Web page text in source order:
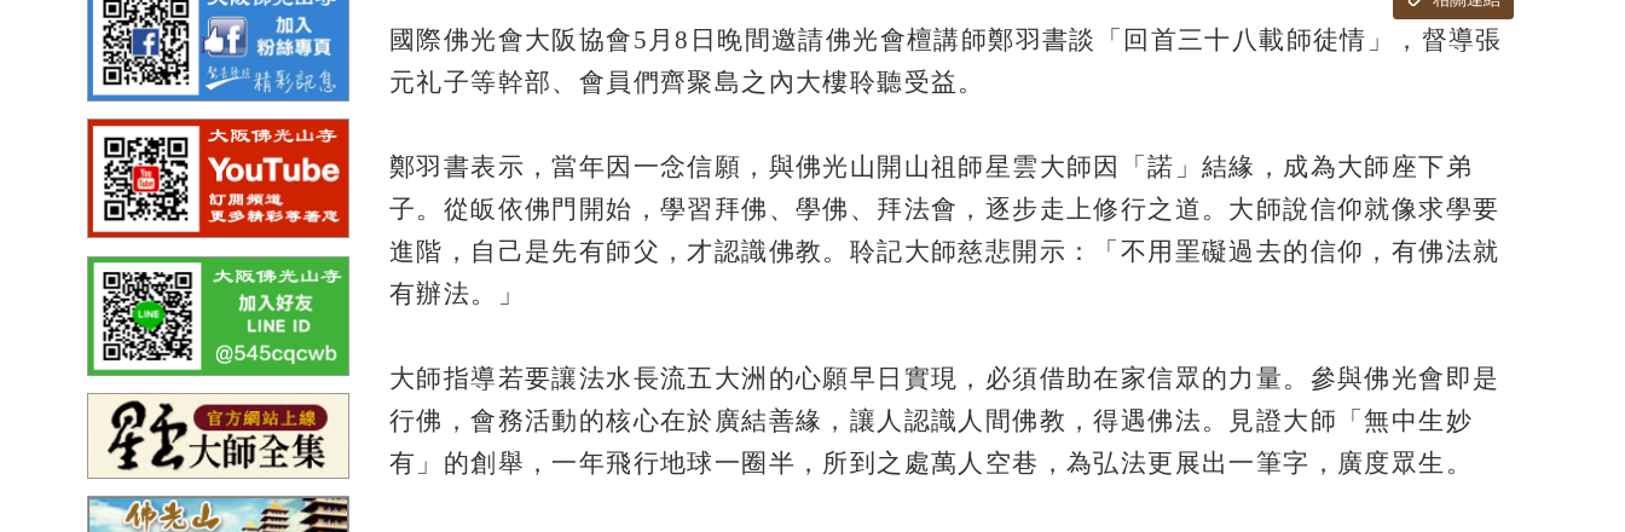
國際佛光會大阪協會5月8日晚間邀請佛光會檀講師鄭羽書談「回首三十八載師徒情」，督導張
元礼子等幹部、會員們齊聚島之內大樓聆聽受益。
鄭羽書表示，當年因一念信願，與佛光山開山祖師星雲大師因「諾」結緣，成為大師座下弟
子。從皈依佛門開始，學習拜佛、學佛、拜法會，逐步走上修行之道。大師說信仰就像求學要
進階，自己是先有師父，才認識佛教。聆記大師慈悲開示：「不用罣礙過去的信仰，有佛法就
有辦法。」
大師指導若要讓法水長流五大洲的心願早日實現，必須借助在家信眾的力量。參與佛光會即是
行佛，會務活動的核心在於廣結善緣，讓人認識人間佛教，得遇佛法。見證大師「無中生妙
有」的創舉，一年飛行地球一圈半，所到之處萬人空巷，為弘法更展出一筆字，廣度眾生。